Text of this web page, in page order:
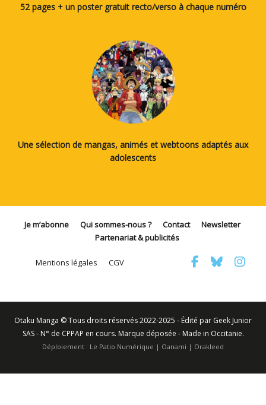
52 pages + un poster gratuit recto/verso à chaque numéro
Une sélection de mangas, animés et webtoons adaptés aux
adolescents
Je m’abonne Qui sommes-nous ? Contact
Newsletter
Partenariat & publicités
Mentions légales CGV
Otaku Manga © Tous droits réservés 2022-2025 - Édité par Geek Junior
SAS - N° de CPPAP en cours. Marque déposée - Made in Occitanie.
Déploiement : Le Patio Numérique | Oanami | Orakleed